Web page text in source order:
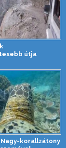
útja
korallzátony